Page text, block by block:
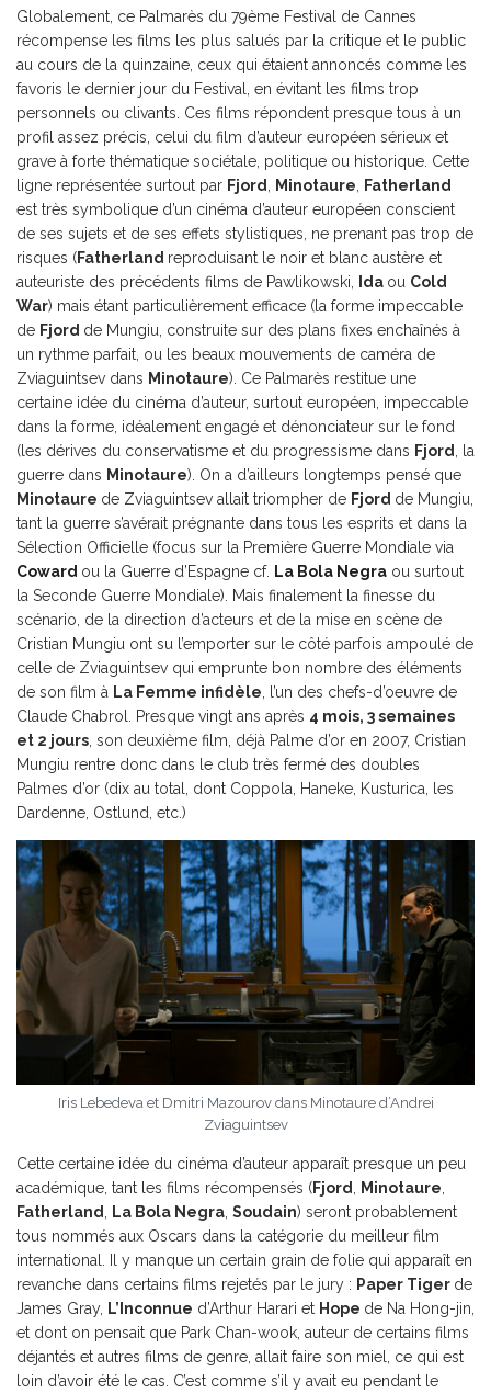
Globalement, ce Palmarès du 79ème Festival de Cannes
récompense les films les plus salués par la critique et le public
au cours de la quinzaine, ceux qui étaient annoncés comme les
favoris le dernier jour du Festival, en évitant les films trop
personnels ou clivants. Ces films répondent presque tous à un
profil assez précis, celui du film d’auteur européen sérieux et
grave à forte thématique sociétale, politique ou historique. Cette
ligne représentée surtout par Fjord, Minotaure, Fatherland
est très symbolique d’un cinéma d’auteur européen conscient
de ses sujets et de ses effets stylistiques, ne prenant pas trop de
risques (Fatherland reproduisant le noir et blanc austère et
auteuriste des précédents films de Pawlikowski,
Ida ou Cold
War) mais étant particulièrement efficace (la forme impeccable
de Fjord de Mungiu, construite sur des plans fixes enchaînés à
un rythme parfait, ou les beaux mouvements de caméra de
Zviaguintsev dans Minotaure). Ce Palmarès restitue une
certaine idée du cinéma d’auteur, surtout européen, impeccable
dans la forme, idéalement engagé et dénonciateur sur le fond
(les dérives du conservatisme et du progressisme dans Fjord, la
guerre dans Minotaure). On a d’ailleurs longtemps pensé que
Minotaure de Zviaguintsev allait triompher de Fjord de Mungiu,
tant la guerre s’avérait prégnante dans tous les esprits et dans la
Sélection Officielle (focus sur la Première Guerre Mondiale via
Coward ou la Guerre d’Espagne cf. La Bola Negra ou surtout
la Seconde Guerre Mondiale). Mais finalement la finesse du
scénario, de la direction d’acteurs et de la mise en scène de
Cristian Mungiu ont su l’emporter sur le côté parfois ampoulé de
celle de Zviaguintsev qui emprunte bon nombre des éléments
de son film à La Femme infidèle, l’un des chefs-d’oeuvre de
Claude Chabrol. Presque vingt ans après 4 mois, 3 semaines
et 2 jours, son deuxième film, déjà Palme d’or en 2007, Cristian
Mungiu rentre donc dans le club très fermé des doubles
Palmes d’or (dix au total, dont Coppola, Haneke, Kusturica, les
Dardenne, Ostlund, etc.)
Iris Lebedeva et Dmitri Mazourov dans Minotaure d’Andrei
Zviaguintsev
Cette certaine idée du cinéma d’auteur apparaît presque un peu
académique, tant les films récompensés (Fjord Minotaure
Fatherland
La Bola Negra Soudain) seront probablement
tous nommés aux Oscars dans la catégorie du meilleur film
international. Il y manque un certain grain de folie qui apparaît en
revanche dans certains films rejetés par le jury : Paper Tiger de
James Gray, L’Inconnue d’Arthur Harari et Hope de Na Hong-jin,
et dont on pensait que Park Chan-wook, auteur de certains films
déjantés et autres films de genre, allait faire son miel, ce qui est
loin d’avoir été le cas. C’est comme s’il y avait eu pendant le